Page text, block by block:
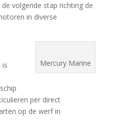
volgende stap richting de
in diverse
Mercury Marine
is
per direct
op de werf in